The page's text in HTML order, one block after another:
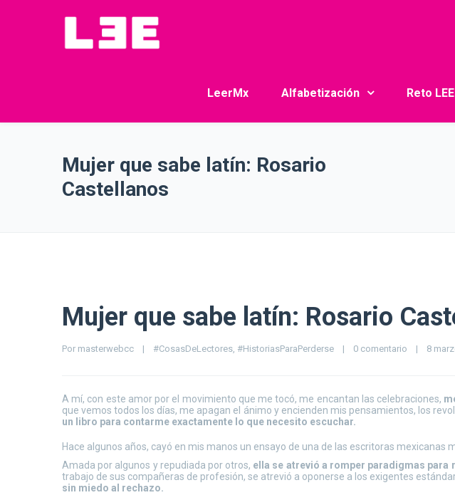
LeerMx Alfabetización Reto
Mujer que sabe latín: Rosario
Castellanos
Mujer que sabe latín: Rosario
Por masterwebcc | #CosasDeLectores, #HistoriasParaPerderse | 0 comentario | 8
A mí, con este amor por el movimiento que me tocó, me encantan las celebraciones,
que vemos todos los días, me apagan el ánimo y encienden mis pensamientos, los
un libro para contarme exactamente lo que necesito escuchar.
Hace algunos años, cayó en mis manos un ensayo de una de las escritoras
Amada por algunos y repudiada por otros, ella se atrevió a romper paradigmas para
trabajo de sus compañeras de profesión, se atrevió a oponerse a los exigentes
sin miedo al rechazo.